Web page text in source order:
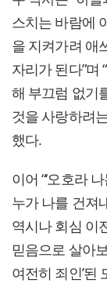
스치는 바람에
을 지켜가려 애
자리가 된다”며
해 부끄럼 없기
것을 사랑하려
했다.
이어 “‘오호라
누가 나를 건져
역시나 회심 이
믿음으로 살아
여전히 죄인’된